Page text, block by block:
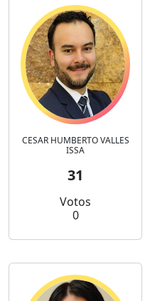
CESAR HUMBERTO VALLES
ISSA
31
Votos
0